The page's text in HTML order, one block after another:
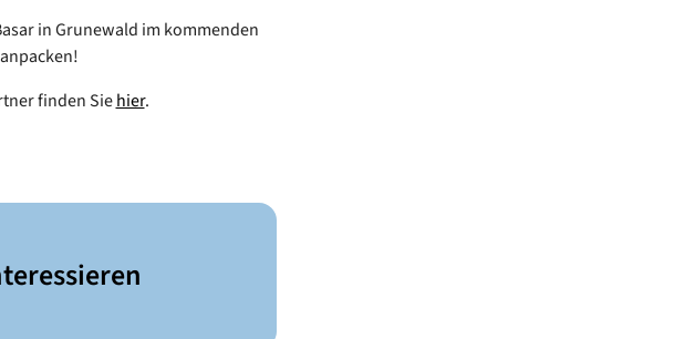
in Grunewald im kommenden
finden Siehier.